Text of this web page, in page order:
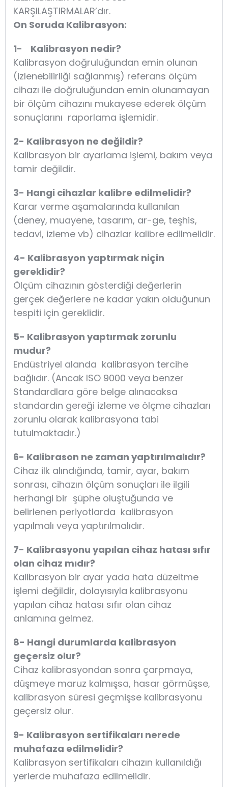
KARŞILAŞTIRMALAR’dır.
On Soruda Kalibrasyon:
1- Kalibrasyon nedir?
Kalibrasyon doğruluğundan emin olunan
(izlenebilirliği sağlanmış) referans ölçüm
cihazı ile doğruluğundan emin olunamayan
bir ölçüm cihazını mukayese ederek ölçüm
sonuçlarını raporlama işlemidir.
2- Kalibrasyon ne değildir?
Kalibrasyon bir ayarlama işlemi, bakım veya
tamir değildir.
3- Hangi cihazlar kalibre edilmelidir?
Karar verme aşamalarında kullanılan
(deney, muayene, tasarım, ar-ge, teşhis,
tedavi, izleme vb) cihazlar kalibre edilmelidir.
4- Kalibrasyon yaptırmak niçin
gereklidir?
Ölçüm cihazının gösterdiği değerlerin
gerçek değerlere ne kadar yakın olduğunun
tespiti için gereklidir.
5- Kalibrasyon yaptırmak zorunlu
mudur?
Endüstriyel alanda kalibrasyon tercihe
bağlıdır. (Ancak ISO 9000 veya benzer
Standardlara göre belge alınacaksa
standardın gereği izleme ve ölçme cihazları
zorunlu olarak kalibrasyona tabi
tutulmaktadır.)
6- Kalibrason ne zaman yaptırılmalıdır?
Cihaz ilk alındığında, tamir, ayar, bakım
sonrası, cihazın ölçüm sonuçları ile ilgili
herhangi bir şüphe oluştuğunda ve
belirlenen periyotlarda kalibrasyon
yapılmalı veya yaptırılmalıdır.
7- Kalibrasyonu yapılan cihaz hatası sıfır
olan cihaz mıdır?
Kalibrasyon bir ayar yada hata düzeltme
işlemi değildir, dolayısıyla kalibrasyonu
yapılan cihaz hatası sıfır olan cihaz
anlamına gelmez.
8- Hangi durumlarda kalibrasyon
geçersiz olur?
Cihaz kalibrasyondan sonra çarpmaya,
düşmeye maruz kalmışsa, hasar görmüşse,
kalibrasyon süresi geçmişse kalibrasyonu
geçersiz olur.
9- Kalibrasyon sertifikaları nerede
muhafaza edilmelidir?
Kalibrasyon sertifikaları cihazın kullanıldığı
yerlerde muhafaza edilmelidir.